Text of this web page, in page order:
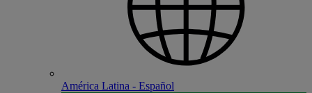
América Latina - Español